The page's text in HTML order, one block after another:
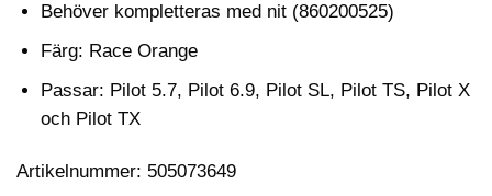
Behöver kompletteras med nit (860200525)
Färg: Race Orange
Passar: Pilot 5.7, Pilot 6.9, Pilot SL, Pilot TS, Pilot X
och Pilot TX
Artikelnummer: 505073649